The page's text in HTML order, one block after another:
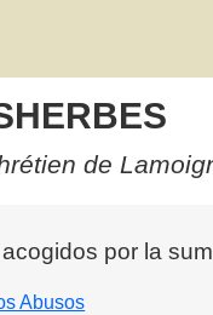
de
por la
Abusos